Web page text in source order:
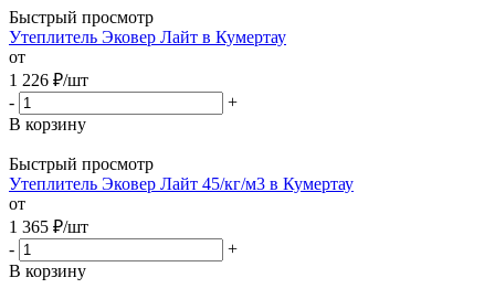
Быстрый просмотр
Утеплитель Эковер Лайт в Кумертау
от
1 226 ₽/шт
-
+
В корзину
Быстрый просмотр
Утеплитель Эковер Лайт 45/кг/м3 в Кумертау
от
1 365 ₽/шт
-
+
В корзину